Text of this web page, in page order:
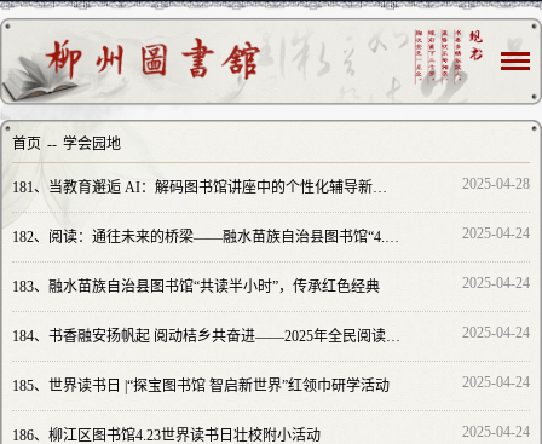
首页 -- 学会园地
181、 当教育邂逅 AI：解码图书馆讲座中的个性化辅导新路径 2025-04-28
182、 阅读：通往未来的桥梁——融水苗族自治县图书馆“4.23世界读书日及宣传服务周活动 2025-04-24
183、 融水苗族自治县图书馆“共读半小时”，传承红色经典 2025-04-24
184、 书香融安扬帆起 阅动桔乡共奋进——2025年全民阅读活动盛大启动 2025-04-24
185、 世界读书日 |“探宝图书馆 智启新世界”红领巾研学活动 2025-04-24
186、 柳江区图书馆4.23世界读书日壮校附小活动 2025-04-24